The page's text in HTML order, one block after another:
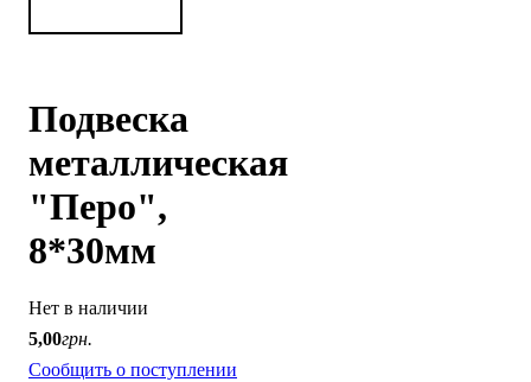
Подвеска
металлическая
"Перо",
8*30мм
Нет в наличии
5,00грн.
Сообщить о поступлении